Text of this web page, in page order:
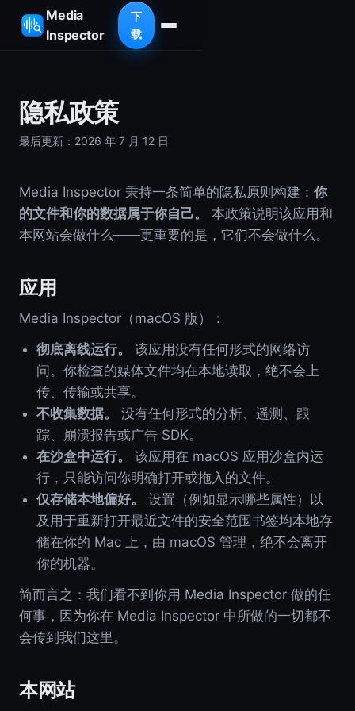
Media
Inspector
下
载
隐私政策
最后更新：2026 年 7 月 12 日
Media Inspector 秉持一条简单的隐私原则构建： 你
的文件和你的数据属于你自己。
本政策说明该应用和
本网站会做什么——更重要的是，它们不会做什么。
应用
Media Inspector（macOS 版）：
彻底离线运行。
该应用没有任何形式的网络访
问。你检查的媒体文件均在本地读取，绝不会上
传、传输或共享。
不收集数据。
没有任何形式的分析、遥测、跟
踪、崩溃报告或广告 SDK。
在沙盒中运行。
该应用在 macOS 应用沙盒内运
行，只能访问你明确打开或拖入的文件。
仅存储本地偏好。
设置（例如显示哪些属性）以
及用于重新打开最近文件的安全范围书签均本地存
储在你的 Mac 上，由 macOS 管理，绝不会离开
你的机器。
简而言之：我们看不到你用 Media Inspector 做的任
何事，因为你在 Media Inspector 中所做的一切都不
会传到我们这里。
本网站